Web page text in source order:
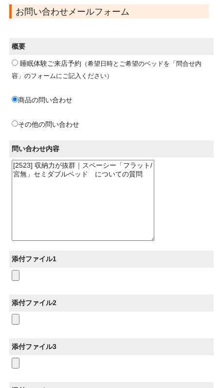
お問い合わせメールフォーム
概要
睡眠体験ご来店予約 （希望日時とご希望のベッドを「問合せ内
容」のフォームにご記入ください）
商品の問い合わせ
その他の問い合わせ
問い合わせ内容
添付ファイル1
添付ファイル2
添付ファイル3